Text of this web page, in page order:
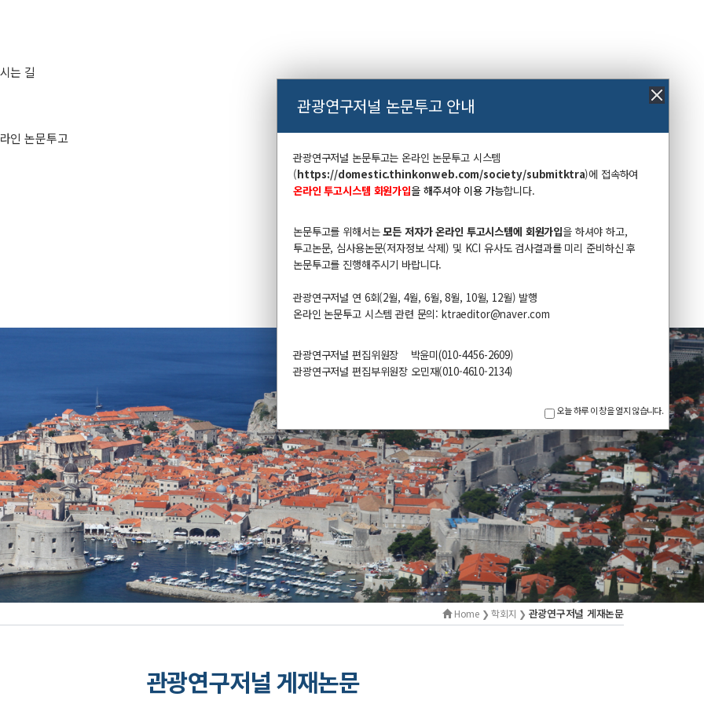
관광연구저널 논문투고 안내
관광연구저널 논문투고는 온라인 논문투고 시스템
(https://domestic.thinkonweb.com/society/submitktra​)에 접속하여
온라인 투고시스템 회원가입을 해주셔야 이용 가능합니다.
논문투고를 위해서는모든 저자가 온라인 투고시스템에 회원가입을 하셔야 하고,
투고논문, 심사용논문(저자정보 삭제) 및 KCI 유사도 검사결과를 미리 준비하신 후
논문투고를 진행해주시기 바랍니다.
관광연구저널 연 6회(2월, 4월, 6월, 8월, 10월, 12월) 발행
온라인 논문투고 시스템 관련 문의: ktraeditor@naver.com​
관광연구저널 편집위원장 박윤미(010-4456-2609)
관광연구저널 편집부위원장 오민재(010-4610-2134)
오늘 하루 이 창을 열지 않습니다.
는 길
인 논문투고
Home ❯ 학회지 ❯ 관광연구저널 게재논문
관광연구저널 게재논문